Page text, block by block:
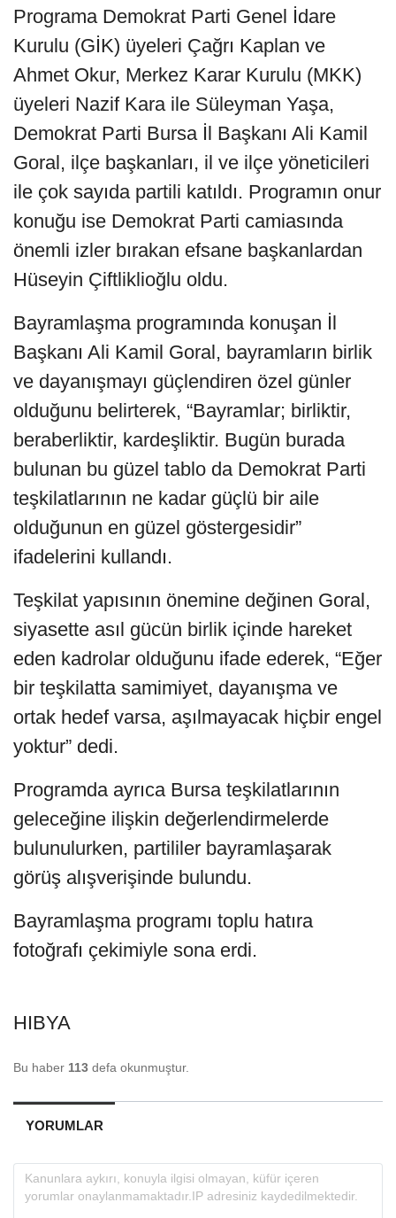
Programa Demokrat Parti Genel İdare
Kurulu (GİK) üyeleri Çağrı Kaplan ve
Ahmet Okur, Merkez Karar Kurulu (MKK)
üyeleri Nazif Kara ile Süleyman Yaşa,
Demokrat Parti Bursa İl Başkanı Ali Kamil
Goral, ilçe başkanları, il ve ilçe yöneticileri
ile çok sayıda partili katıldı. Programın onur
konuğu ise Demokrat Parti camiasında
önemli izler bırakan efsane başkanlardan
Hüseyin Çiftliklioğlu oldu.
Bayramlaşma programında konuşan İl
Başkanı Ali Kamil Goral, bayramların birlik
ve dayanışmayı güçlendiren özel günler
olduğunu belirterek, “Bayramlar; birliktir,
beraberliktir, kardeşliktir. Bugün burada
bulunan bu güzel tablo da Demokrat Parti
teşkilatlarının ne kadar güçlü bir aile
olduğunun en güzel göstergesidir”
ifadelerini kullandı.
Teşkilat yapısının önemine değinen Goral,
siyasette asıl gücün birlik içinde hareket
eden kadrolar olduğunu ifade ederek, “Eğer
bir teşkilatta samimiyet, dayanışma ve
ortak hedef varsa, aşılmayacak hiçbir engel
yoktur” dedi.
Programda ayrıca Bursa teşkilatlarının
geleceğine ilişkin değerlendirmelerde
bulunulurken, partililer bayramlaşarak
görüş alışverişinde bulundu.
Bayramlaşma programı toplu hatıra
fotoğrafı çekimiyle sona erdi.
HIBYA
Bu haber 113 defa okunmuştur.
YORUMLAR